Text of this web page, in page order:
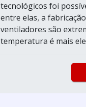
tecnológicos foi
entre elas, a
ventiladores são
temperatura é mais